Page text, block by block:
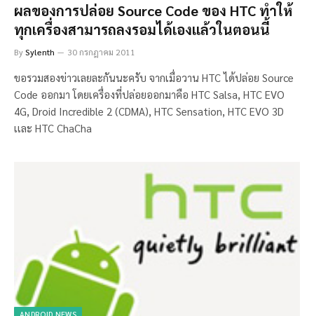
ผลของการปล่อย Source Code ของ HTC ทำให้
ทุกเครื่องสามารถลงรอมได้เองเเล้วในตอนนี้
BySylenth 30 กรกฎาคม 2011
ขอรวมสองข่าวเลยละกันนะครับ จากเมื่อวาน HTC ได้ปล่อย Source
Code ออกมา โดยเครื่องที่ปล่อยออกมาคือ HTC Salsa, HTC EVO
4G, Droid Incredible 2 (CDMA), HTC Sensation, HTC EVO 3D
เเละ HTC ChaCha